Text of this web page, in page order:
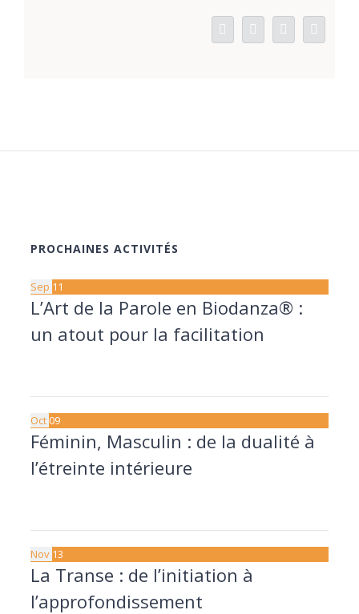
FacebookLinkedInWhatsApp
PROCHAINES ACTIVITÉS
Sep 11
L’Art de la Parole en Biodanza® :
un atout pour la facilitation
Oct09
Féminin, Masculin : de la dualité à
l’étreinte intérieure
Nov 13
La Transe : de l’initiation à
l’approfondissement